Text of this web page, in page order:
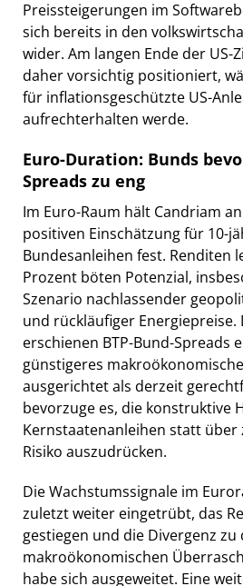
Preissteigerungen im
sich bereits in den
wider. Am langen Ende der US-
daher vorsichtig positioniert,
für inflationsgeschützte US-
aufrechterhalten werde.
Euro-Duration: Bunds
Spreads zu eng
Im Euro-Raum hält Candriam
positiven Einschätzung für 10-
Bundesanleihen fest. Renditen
Prozent böten Potenzial,
Szenario nachlassender
und rückläufiger Energiepreise.
erschienen BTP-Bund-Spreads
günstigeres
ausgerichtet als derzeit
bevorzuge es, die konstruktive
Kernstaatenanleihen statt über
Risiko auszudrücken.
Die Wachstumssignale im
zuletzt weiter eingetrübt, das
gestiegen und die Divergenz zu
makroökonomischen
habe sich ausgeweitet. Eine